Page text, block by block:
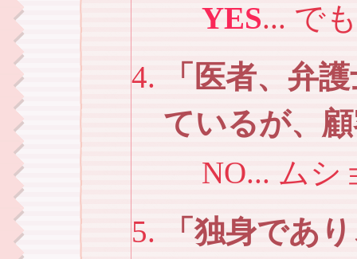
YES... で
医者、弁
ているが、
NO... ムシ
独身であ